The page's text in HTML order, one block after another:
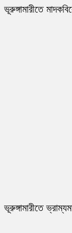
ভূরুঙ্গামারীতে
ভূরুঙ্গামারীতে